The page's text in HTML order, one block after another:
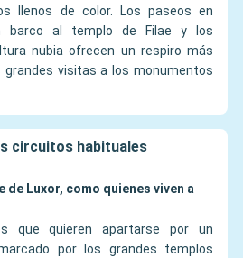
llenos de color. Los paseos en
barco al templo de Filae y los
nubia ofrecen un respiro más
grandes visitas a los monumentos
circuitos habituales
de Luxor, como quienes viven a
que quieren apartarse por un
por los grandes templos